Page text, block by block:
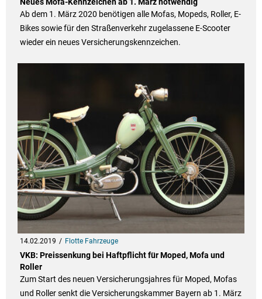
Ab dem 1. März 2020 benötigen alle Mofas, Mopeds, Roller, E-
Bikes sowie für den Straßenverkehr zugelassene E-Scooter
wieder ein neues Versicherungskennzeichen.
14.02.2019 Flotte Fahrzeuge
VKB: Preissenkung bei Haftpflicht für Moped, Mofa und
Roller
Zum Start des neuen Versicherungsjahres für Moped, Mofas
und Roller senkt die Versicherungskammer Bayern ab 1. März